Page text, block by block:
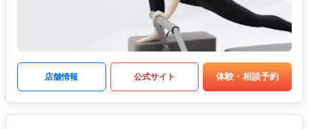
店舗情報 公式サイト 体験・相談予約